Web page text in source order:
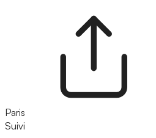
Paris
Suivi